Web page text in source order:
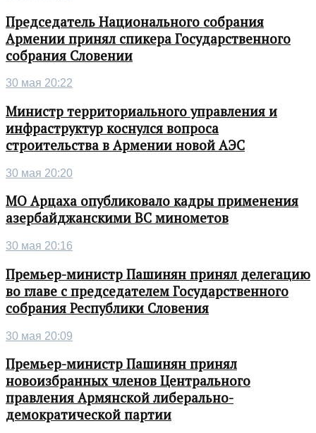
Председатель Национального собрания
Армении принял спикера Государственного
собрания Словении
30 мая 20:22
Министр территориального управления и
инфраструктур коснулся вопроса
строительства в Армении новой АЭС
30 мая 20:20
МО Арцаха опубликовало кадры применения
азербайджанскими ВС минометов
30 мая 20:16
Премьер-министр Пашинян принял делегацию
во главе с председателем Государственного
собрания Республики Словения
30 мая 20:09
Премьер-министр Пашинян принял
новоизбранных членов Центрального
правления Армянской либерально-
демократической партии